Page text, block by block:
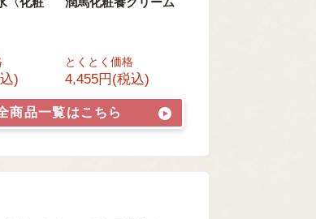
)
とくとく価格
4,455円(税込)
商品一覧はこちら